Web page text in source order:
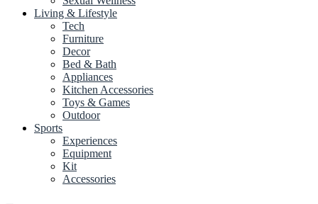
Living & Lifestyle
Tech
Furniture
Decor
Bed & Bath
Appliances
Kitchen Accessories
Toys & Games
Outdoor
Sports
Experiences
Equipment
Kit
Accessories